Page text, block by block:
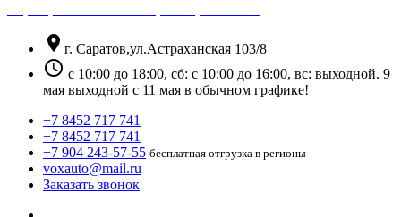
location_on г. Саратов,ул.Астраханская 103/8
schedule с 10:00 до 18:00, сб: с 10:00 до 16:00, вс: выходной. 9
мая выходной с 11 мая в обычном графике!
+7 8452 717 741
+7 8452 717 741
+7 904 243-57-55 бесплатная отгрузка в регионы
voxauto@mail.ru
Заказать звонок